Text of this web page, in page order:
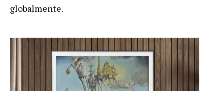
globalmente.